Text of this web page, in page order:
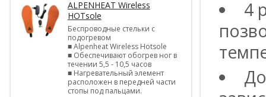
ALPENHEAT Wireless
HOTsole
Беспроводные стельки с
подогревом
■ Alpenheat Wireless Hotsole
■ Обеспечивают обогрев ног в
течении 5,5 - 10,5 часов
■ Нагревательный элемент
расположен в передней части
стопы под пальцами.
4